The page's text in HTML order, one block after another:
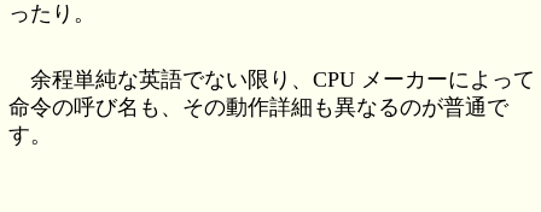
ったり。
余程単純な英語でない限り、CPU メーカーによって
命令の呼び名も、その動作詳細も異なるのが普通で
す。